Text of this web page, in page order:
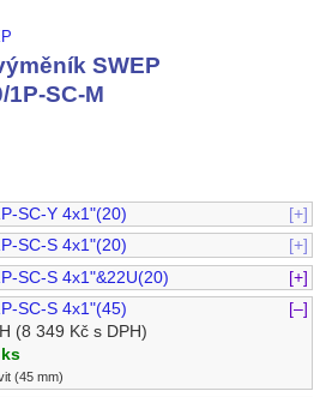
SWEP
1P-SC-M
SC-Y 4x1"(20)
[+]
SC-S 4x1"(20)
[+]
SC-S 4x1"&22U(20)
[+]
SC-S 4x1"(45)
[–]
(8 349 Kč s DPH)
(45 mm)